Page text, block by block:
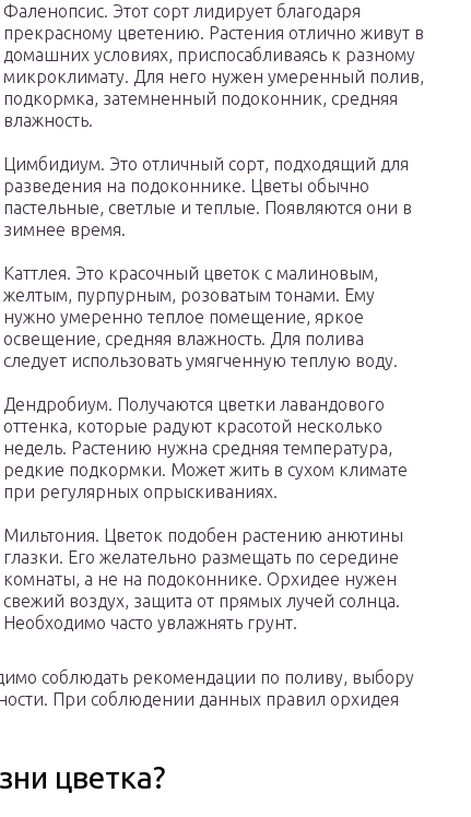
Фаленопсис. Этот сорт лидирует благодаря
прекрасному цветению. Растения отлично живут в
домашних условиях, приспосабливаясь к разному
микроклимату. Для него нужен умеренный полив,
подкормка, затемненный подоконник, средняя
влажность.
Цимбидиум. Это отличный сорт, подходящий для
разведения на подоконнике. Цветы обычно
пастельные, светлые и теплые. Появляются они в
зимнее время.
Каттлея. Это красочный цветок с малиновым,
желтым, пурпурным, розоватым тонами. Ему
нужно умеренно теплое помещение, яркое
освещение, средняя влажность. Для полива
следует использовать умягченную теплую воду.
Дендробиум. Получаются цветки лавандового
оттенка, которые радуют красотой несколько
недель. Растению нужна средняя температура,
редкие подкормки. Может жить в сухом климате
при регулярных опрыскиваниях.
Мильтония. Цветок подобен растению анютины
глазки. Его желательно размещать по середине
комнаты, а не на подоконнике. Орхидее нужен
свежий воздух, защита от прямых лучей солнца.
Необходимо часто увлажнять грунт.
соблюдать рекомендации по поливу, выбору
При соблюдении данных правил орхидея
цветка?